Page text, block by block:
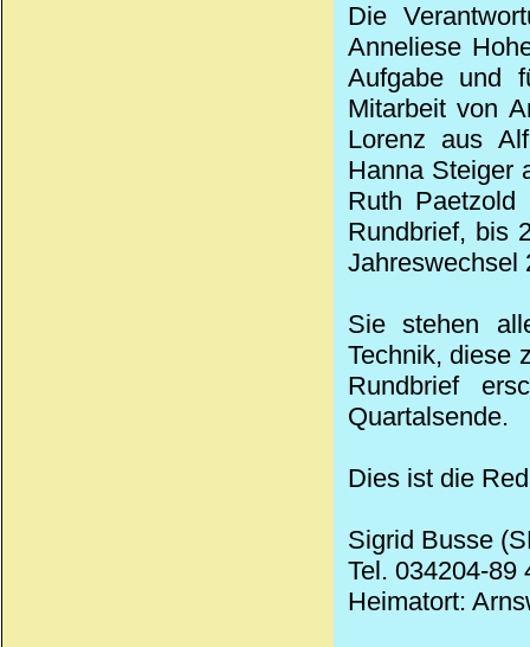
Die
Anneliese
Aufgabe und
Mitarbeit von
Lorenz aus
Hanna Steiger
Ruth
Rundbrief, bis
Jahreswechsel
Sie stehen
Technik, diese
Rundbrief
Quartalsende.
Dies ist die
Sigrid Busse
Tel. 034204-89
Heimatort: